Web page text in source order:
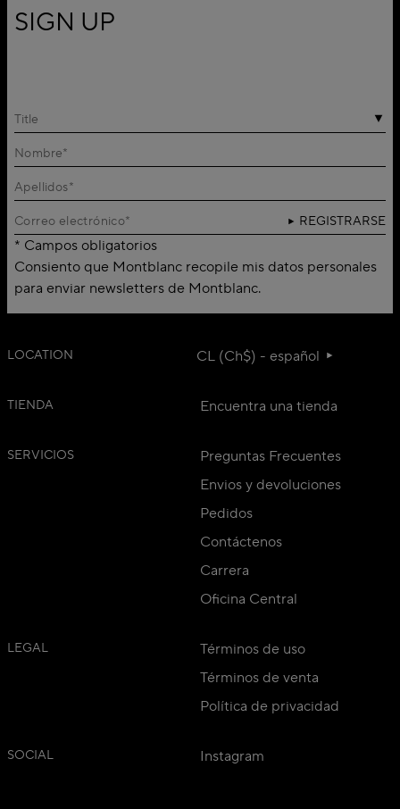
SIGN UP
Title
REGISTRARSE
* Campos obligatorios
Consiento que Montblanc recopile mis datos personales
para enviar newsletters de Montblanc.
LOCATION CL (Ch$) - español
TIENDA Encuentra una tienda
SERVICIOS
Preguntas Frecuentes
Envios y devoluciones
Pedidos
Contáctenos
Carrera
Oficina Central
LEGAL
Términos de uso
Términos de venta
Política de privacidad
SOCIAL Instagram